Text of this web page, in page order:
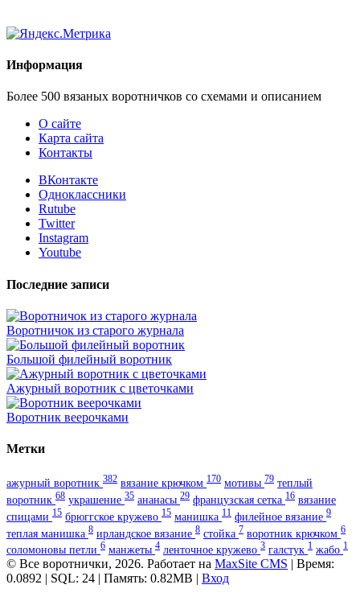
Информация
Более 500 вязаных воротничков со схемами и описанием
О сайте
Карта сайта
Контакты
ВКонтакте
Одноклассники
Rutube
Twitter
Instagram
Youtube
Последние записи
Воротничок из старого журнала
Большой филейный воротник
Ажурный воротник с цветочками
Воротник веерочками
Метки
ажурный воротник 382 вязание крючком 170 мотивы 79 теплый
воротник 68 украшение 35 ананасы 29 французская сетка 16 вязание
спицами 15 брюггское кружево 15 манишка 11 филейное вязание 9
теплая манишка 8 ирландское вязание 8 стойка 7 воротник крючком 6
соломоновы петли 6 манжеты 4 ленточное кружево 3 галстук 1 жабо 1
© Все воротнички, 2026. Работает на MaxSite CMS | Время:
0.0892 | SQL: 24 | Память: 0.82MB | Вход